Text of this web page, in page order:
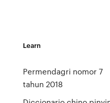
Learn
Permendagri nomor 7
tahun 2018